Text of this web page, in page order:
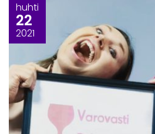
huhti
22
2021